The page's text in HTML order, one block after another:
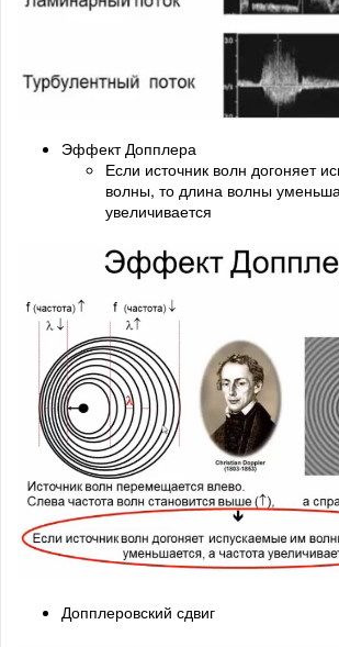
Эффект Допплера
Если источник волн догоняет
волны, то длина волны
увеличивается
Допплеровский сдвиг